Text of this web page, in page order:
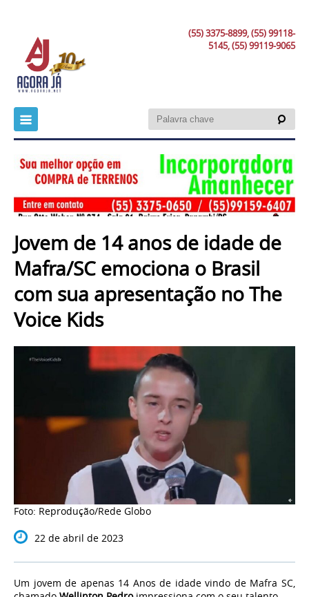
(55) 3375-8899, (55) 99118-
5145, (55) 99119-9065
Jovem de 14 anos de idade de
Mafra/SC emociona o Brasil
com sua apresentação no The
Voice Kids
Foto: Reprodução/Rede Globo
22 de abril de 2023
Um jovem de apenas 14 Anos de idade vindo de Mafra SC,